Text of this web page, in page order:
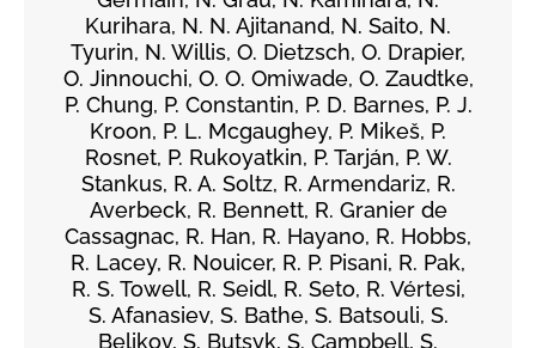
Kurihara, N. N. Ajitanand, N. Saito, N.
Tyurin, N. Willis, O. Dietzsch, O. Drapier,
O. Jinnouchi, O. O. Omiwade, O. Zaudtke,
P. Chung, P. Constantin, P. D. Barnes, P. J.
Kroon, P. L. Mcgaughey, P. Mikeš, P.
Rosnet, P. Rukoyatkin, P. Tarján, P. W.
Stankus, R. A. Soltz, R. Armendariz, R.
Averbeck, R. Bennett, R. Granier de
Cassagnac, R. Han, R. Hayano, R. Hobbs,
R. Lacey, R. Nouicer, R. P. Pisani, R. Pak,
R. S. Towell, R. Seidl, R. Seto, R. Vértesi,
S. Afanasiev, S. Bathe, S. Batsouli, S.
Belikov, S. Butsyk, S. Campbell, S.